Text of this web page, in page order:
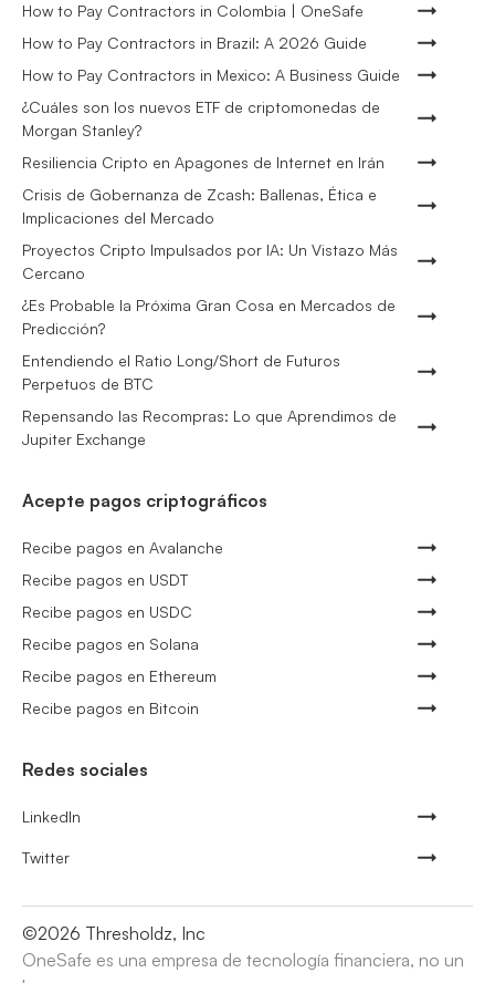
How to Pay Contractors in Colombia | OneSafe
How to Pay Contractors in Brazil: A 2026 Guide
How to Pay Contractors in Mexico: A Business Guide
¿Cuáles son los nuevos ETF de criptomonedas de
Morgan Stanley?
Resiliencia Cripto en Apagones de Internet en Irán
Crisis de Gobernanza de Zcash: Ballenas, Ética e
Implicaciones del Mercado
Proyectos Cripto Impulsados por IA: Un Vistazo Más
Cercano
¿Es Probable la Próxima Gran Cosa en Mercados de
Predicción?
Entendiendo el Ratio Long/Short de Futuros
Perpetuos de BTC
Repensando las Recompras: Lo que Aprendimos de
Jupiter Exchange
Acepte pagos criptográficos
Recibe pagos en Avalanche
Recibe pagos en USDT
Recibe pagos en USDC
Recibe pagos en Solana
Recibe pagos en Ethereum
Recibe pagos en Bitcoin
Redes sociales
LinkedIn
Twitter
©2026 Thresholdz, Inc
OneSafe es una empresa de tecnología financiera, no un